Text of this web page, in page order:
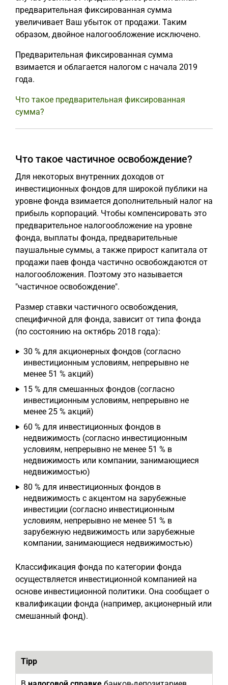
предварительная фиксированная сумма
увеличивает Ваш убыток от продажи. Таким
образом, двойное налогообложение исключено.
Предварительная фиксированная сумма
взимается и облагается налогом с начала 2019
года.
Что такое предварительная фиксированная
сумма?
Что такое частичное освобождение?
Для некоторых внутренних доходов от
инвестиционных фондов для широкой публики на
уровне фонда взимается дополнительный налог на
прибыль корпораций. Чтобы компенсировать это
предварительное налогообложение на уровне
фонда, выплаты фонда, предварительные
паушальные суммы, а также прирост капитала от
продажи паев фонда частично освобождаются от
налогообложения. Поэтому это называется
"частичное освобождение".
Размер ставки частичного освобождения,
специфичной для фонда, зависит от типа фонда
(по состоянию на октябрь 2018 года):
30 % для акционерных фондов (согласно
инвестиционным условиям, непрерывно не
менее 51 % акций)
15 % для смешанных фондов (согласно
инвестиционным условиям, непрерывно не
менее 25 % акций)
60 % для инвестиционных фондов в
недвижимость (согласно инвестиционным
условиям, непрерывно не менее 51 % в
недвижимость или компании, занимающиеся
недвижимостью)
80 % для инвестиционных фондов в
недвижимость с акцентом на зарубежные
инвестиции (согласно инвестиционным
условиям, непрерывно не менее 51 % в
зарубежную недвижимость или зарубежные
компании, занимающиеся недвижимостью)
Классификация фонда по категории фонда
осуществляется инвестиционной компанией на
основе инвестиционной политики. Она сообщает о
квалификации фонда (например, акционерный или
смешанный фонд).
Tipp